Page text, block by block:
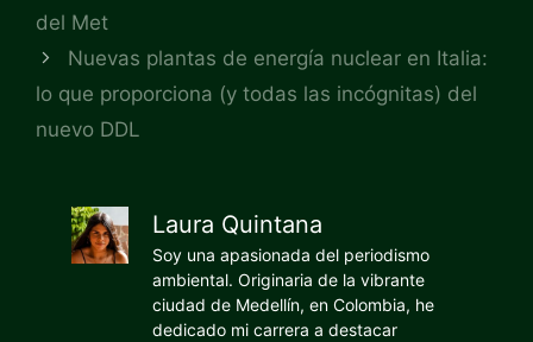
del Met
Nuevas plantas de energía nuclear en Italia:
lo que proporciona (y todas las incógnitas) del
nuevo DDL
Laura Quintana
Soy una apasionada del periodismo
ambiental. Originaria de la vibrante
ciudad de Medellín, en Colombia, he
dedicado mi carrera a destacar